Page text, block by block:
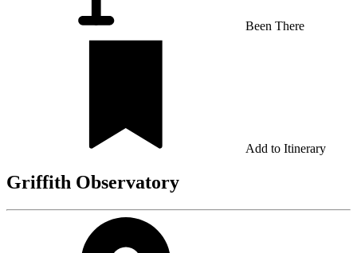
Been There
Add to Itinerary
Griffith Observatory